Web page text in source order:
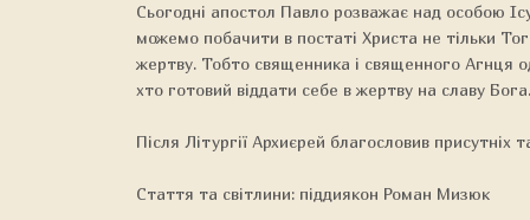
Сьогодні апостол Павло розважає над особою
можемо побачити в постаті Христа не тільки
жертву. Тобто священника і священного Агнця
хто готовий віддати себе в жертву на славу
Після Літургії Архиєрей благословив присутніх
Стаття та світлини: піддиякон Роман Мизюк